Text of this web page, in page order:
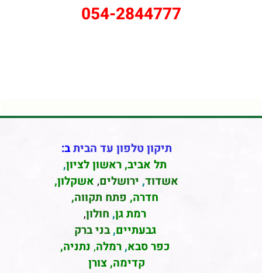
054-2844777
תיקון טלפון עד הביתב:
תל אביב, ראשון לציון,
אשדוד, ירושלים, אשקלון,
חדרה, פתח תקווה,
רמת גן, חולון,
גבעתיים,בני ברק
כפר סבא,רמלה, נתניה,
קדימה, צורן